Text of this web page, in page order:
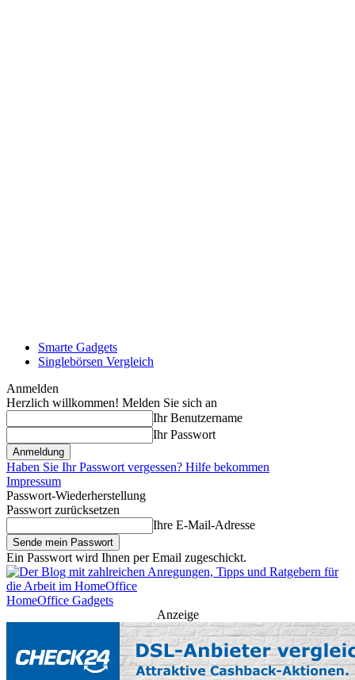
Smarte Gadgets
Singlebörsen Vergleich
Anmelden
Herzlich willkommen! Melden Sie sich an
Ihr Benutzername
Ihr Passwort
Haben Sie Ihr Passwort vergessen? Hilfe bekommen
Impressum
Passwort-Wiederherstellung
Passwort zurücksetzen
Ihre E-Mail-Adresse
Ein Passwort wird Ihnen per Email zugeschickt.
HomeOffice Gadgets
Anzeige